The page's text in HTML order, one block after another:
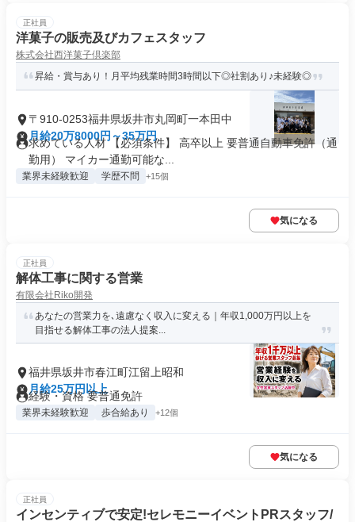
正社員
洋菓子の販売及びカフェスタッフ
株式会社西洋菓子倶楽部
昇給・賞与あり！月平均残業時間3時間以下◎社割あり♪未経験◎
〒910-0253福井県坂井市丸岡町一本田中
月給20万8000円～35万円
求めている人材 【必須条件】 高卒以上 要普通自動車免許（通
勤用） マイカー通勤可能な...
業界未経験歓迎 学歴不問 +15個
気になる
正社員
解体工事に関する営業
有限会社Riko開発
あなたの営業力を､遠慮なく収入に変える｜年収1,000万円以上を
目指せる解体工事の法人提案...
福井県坂井市春江町江留上昭和
月給25万円以上
経験・資格 要普通免許
業界未経験歓迎 歩合給あり +12個
気になる
正社員
インセンティブで安定!セレモニーイベントPRスタッフ/